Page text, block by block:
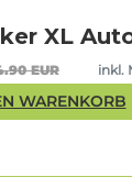
XL
EUR inkl.
WARENKORB